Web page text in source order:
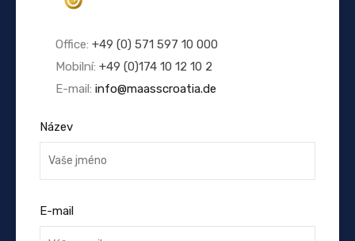
Office: +49 (0) 571 597 10 000
Mobilní: +49 (0)174 10 12 10 2
E-mail: info@maasscroatia.de
Název
E-mail